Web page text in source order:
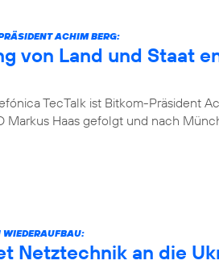
ACHIM BERG:
von Land und Staat
TecTalk ist Bitkom-Präsident
Markus Haas gefolgt und nach
WIEDERAUFBAU:
Netztechnik an die